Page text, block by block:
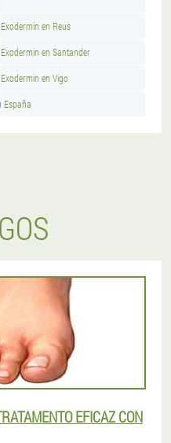
Exodermin en Reus
Exodermin en Santander
Exodermin en Vigo
España
EFICAZ CON